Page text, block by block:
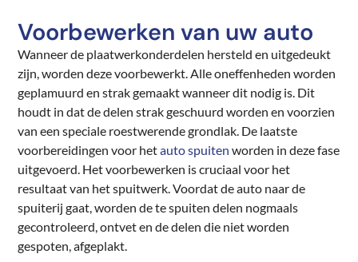
Voorbewerken van uw auto
Wanneer de plaatwerkonderdelen hersteld en uitgedeukt
zijn, worden deze voorbewerkt. Alle oneffenheden worden
geplamuurd en strak gemaakt wanneer dit nodig is. Dit
houdt in dat de delen strak geschuurd worden en voorzien
van een speciale roestwerende grondlak. De laatste
voorbereidingen voor hetauto spuiten worden in deze fase
uitgevoerd. Het voorbewerken is cruciaal voor het
resultaat van het spuitwerk. Voordat de auto naar de
spuiterij gaat, worden de te spuiten delen nogmaals
gecontroleerd, ontvet en de delen die niet worden
gespoten, afgeplakt.